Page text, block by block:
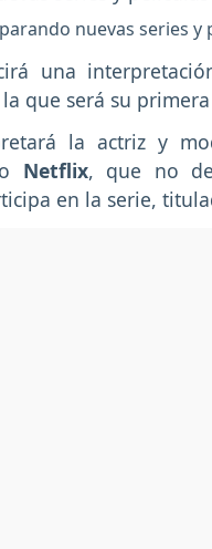
nuevas series y
una
que será su
la actriz y
Netflix, que no
en la serie,